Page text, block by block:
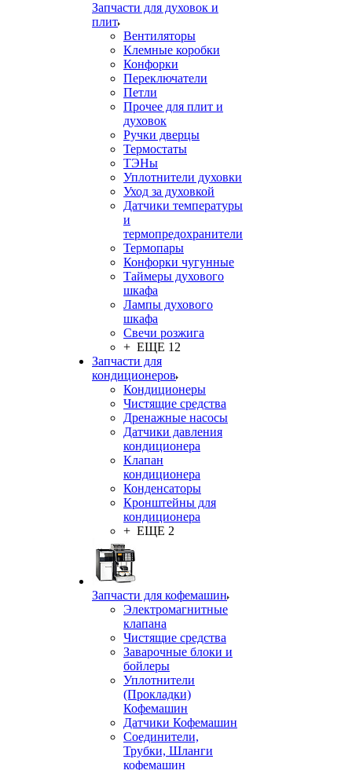
Запчасти для духовок и
плит
Вентиляторы
Клемные коробки
Конфорки
Переключатели
Петли
Прочее для плит и
духовок
Ручки дверцы
Термостаты
ТЭНы
Уплотнители духовки
Уход за духовкой
Датчики температуры
и
термопредохранители
Термопары
Конфорки чугунные
Таймеры духового
шкафа
Лампы духового
шкафа
Свечи розжига
+ ЕЩЕ 12
Запчасти для
кондиционеров
Кондиционеры
Чистящие средства
Дренажные насосы
Датчики давления
кондиционера
Клапан
кондиционера
Конденсаторы
Кронштейны для
кондиционера
+ ЕЩЕ 2
Запчасти для кофемашин
Электромагнитные
клапана
Чистящие средства
Заварочные блоки и
бойлеры
Уплотнители
(Прокладки)
Кофемашин
Датчики Кофемашин
Соединители,
Трубки, Шланги
кофемашин